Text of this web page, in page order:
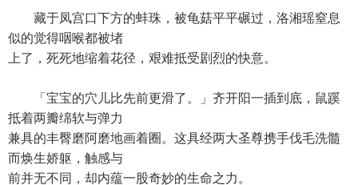
藏于凤宫口下方的蚌珠，被龟菇平平碾过，洛湘瑶窒息
似的觉得咽喉都被堵
上了，死死地缩着花径，艰难抵受剧烈的快意。
「宝宝的穴儿比先前更滑了。」齐开阳一插到底，鼠蹊
抵着两瓣绵软与弹力
兼具的丰臀磨阿磨地画着圈。这具经两大圣尊携手伐毛洗髓
而焕生娇躯，触感与
前并无不同，却内蕴一股奇妙的生命之力。